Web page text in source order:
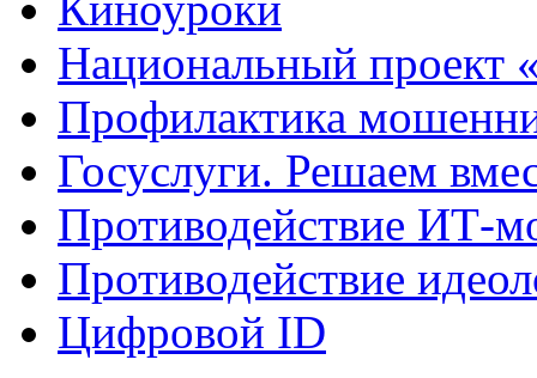
Национальный проект
Профилактика
Госуслуги. Решаем
Противодействие ИТ-
Противодействие
Цифровой ID